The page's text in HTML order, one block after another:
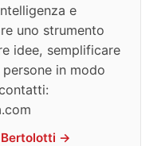
e
uno strumento
idee, semplificare
in modo
→